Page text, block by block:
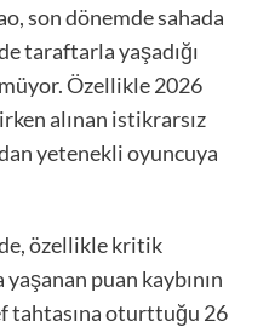
son dönemde sahada
taraftarla yaşadığı
Özellikle 2026
alınan istikrarsız
yetenekli oyuncuya
özellikle kritik
puan kaybının
tahtasına oturttuğu 26